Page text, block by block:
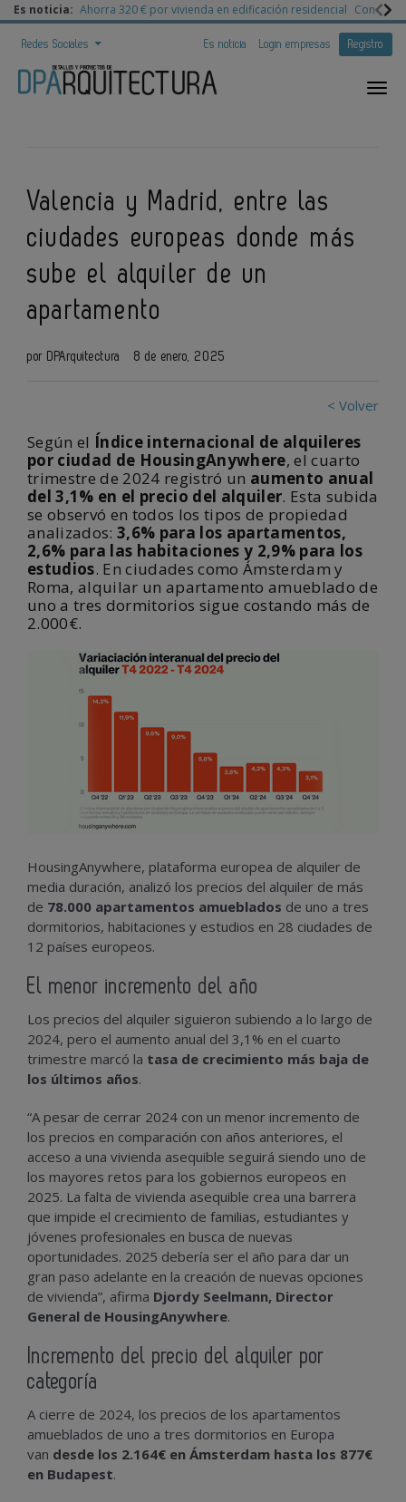
Es noticia: Ahorra 320 € por vivienda en edificación residencial
Redes Sociales Es noticia Login empresas Registro
Valencia y Madrid, entre las
ciudades europeas donde más
sube el alquiler de un
apartamento
por DPArquitectura 8 de enero, 2025
< Volver
Según el Índice internacional de alquileres
por ciudad de HousingAnywhere, el cuarto
trimestre de 2024 registró un aumento anual
del 3,1% en el precio del alquiler. Esta subida
se observó en todos los tipos de propiedad
analizados:3,6% para los apartamentos,
2,6% para las habitaciones y 2,9% para los
estudios. En ciudades como Ámsterdam y
Roma, alquilar un apartamento amueblado de
uno a tres dormitorios sigue costando más de
2.000€.
HousingAnywhere, plataforma europea de alquiler de
media duración, analizó los precios del alquiler de más
de 78.000 apartamentos amueblados de uno a tres
dormitorios, habitaciones y estudios en 28 ciudades de
12 países europeos.
El menor incremento del año
Los precios del alquiler siguieron subiendo a lo largo de
2024, pero el aumento anual del 3,1% en el cuarto
trimestre marcó la tasa de crecimiento más baja de
los últimos años.
“A pesar de cerrar 2024 con un menor incremento de
los precios en comparación con años anteriores, el
acceso a una vivienda asequible seguirá siendo uno de
los mayores retos para los gobiernos europeos en
2025. La falta de vivienda asequible crea una barrera
que impide el crecimiento de familias, estudiantes y
jóvenes profesionales en busca de nuevas
oportunidades. 2025 debería ser el año para dar un
gran paso adelante en la creación de nuevas opciones
de vivienda”, afirma Djordy Seelmann, Director
General de HousingAnywhere.
Incremento del precio del alquiler por
categoría
A cierre de 2024, los precios de los apartamentos
amueblados de uno a tres dormitorios en Europa
van desde los 2.164€ en Ámsterdam hasta los 877€
en Budapest.